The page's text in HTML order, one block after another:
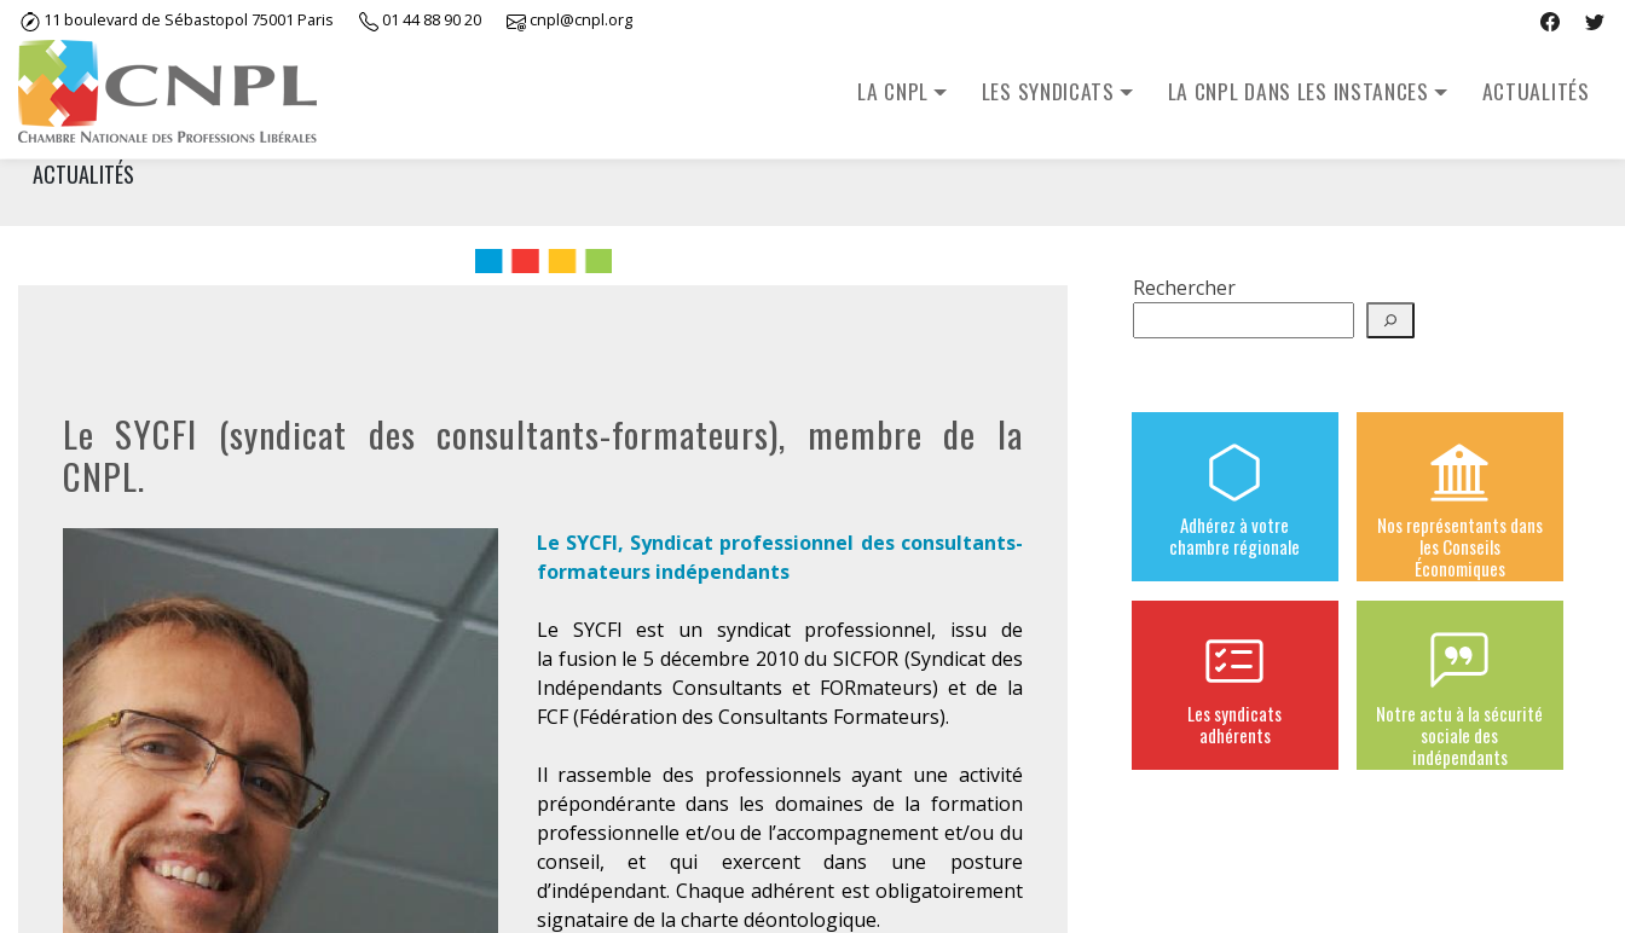
Skip
content
11 boulevard de Sébastopol 75001 Paris 01 44 88 90 20 cnpl@cnpl.org
LA CNPL LES SYNDICATS LA CNPL DANS LES INSTANCES ACTUALITÉS
ACTUALITÉS
Le SYCFI (syndicat des consultants-formateurs), membre de la
CNPL.
Le SYCFI, Syndicat professionnel des consultants-
formateurs indépendants
Le SYCFI est un syndicat professionnel, issu de
la fusion le 5 décembre 2010 du SICFOR (Syndicat des
Indépendants Consultants et FORmateurs) et de la
FCF (Fédération des Consultants Formateurs).
Il rassemble des professionnels ayant une activité
prépondérante dans les domaines de la formation
professionnelle et/ou de l’accompagnement et/ou du
conseil, et qui exercent dans une posture
d’indépendant. Chaque adhérent est obligatoirement
signataire de la charte déontologique.
Rechercher
Adhérez à votre
chambre régionale
Nos représentants dans
les Conseils
Économiques
Les syndicats
adhérents
Notre actu à la sécurité
sociale des
indépendants